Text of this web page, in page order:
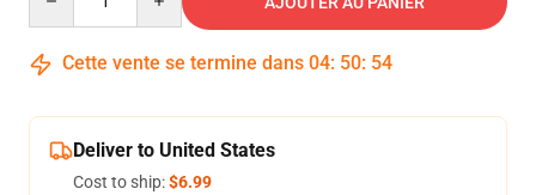
Cette vente se termine dans 04: 50: 54
Deliver to United States
Cost to ship:$6.99